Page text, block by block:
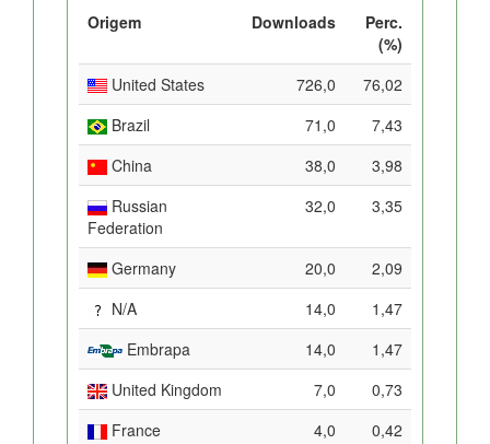
Origem Downloads
Perc.
(%)
United States
726,0
76,02
Brazil
71,0
7,43
China
38,0
3,98
Russian
Federation
32,0 3,35
Germany 20,0
2,09
N/A
14,0
1,47
Embrapa
14,0
1,47
United Kingdom
7,0
0,73
France
4,0
0,42